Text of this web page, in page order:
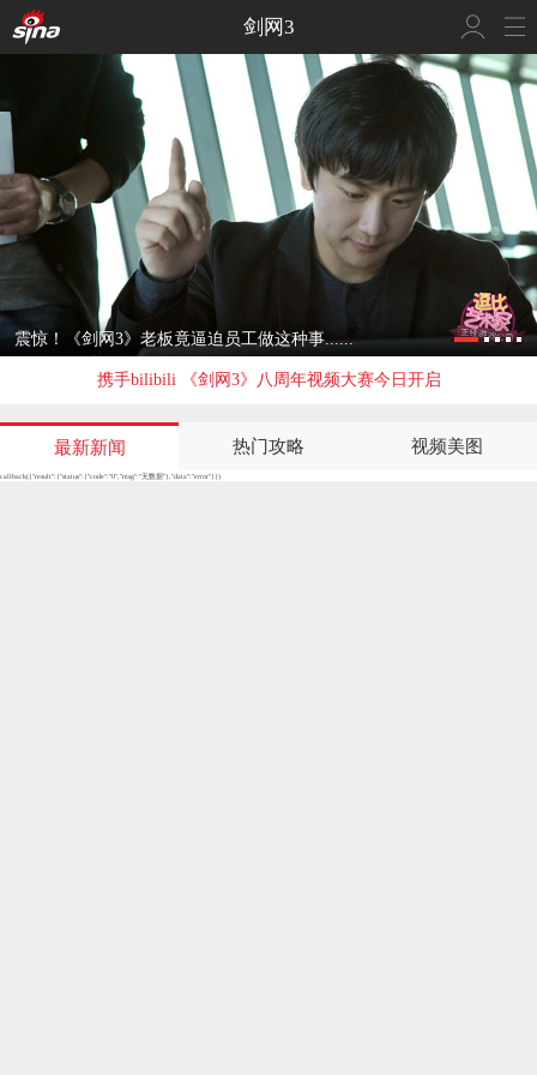
剑网3
震惊！《剑网3》老板竟逼迫员工做这种事......
携手bilibili 《剑网3》八周年视频大赛今日开启
最新新闻 热门攻略 视频美图
callback({"result":{"status":{"code":"0","msg":"无数据"},"data":"error"}})